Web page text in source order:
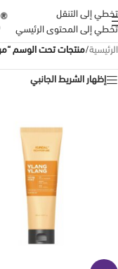
تخطي إلى التنقل
تخطي إلى المحتوى الرئيسي
الرئيسية/منتجات تحت الوسم
إظهار الشريط الجانبي